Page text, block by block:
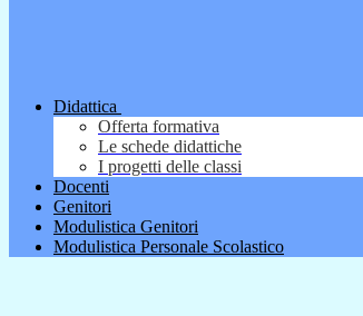
Didattica
Offerta formativa
Le schede didattiche
I progetti delle classi
Docenti
Genitori
Modulistica Genitori
Modulistica Personale Scolastico